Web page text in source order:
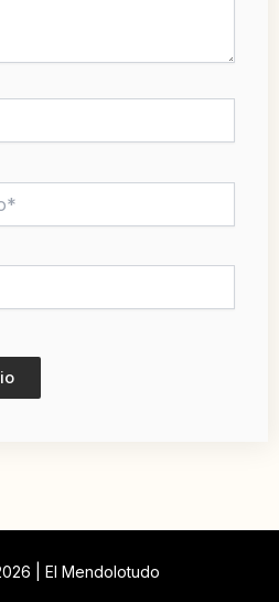
| El Mendolotudo